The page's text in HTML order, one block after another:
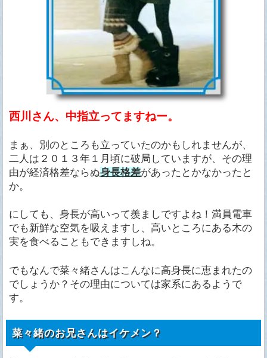
西川さん、中指立ってますねー。
まぁ、別のところも立っていたのかもしれませんが、
二人は２０１３年１月頃に破局していますが、その理
由が経済格差ならぬ身長格差があったとかなかったと
か。
にしても、身長が高いって羨ましですよね！満員電車
でも新鮮な空気を吸えますし、高いところにある木の
実を食べることもできますしね。
でもなんで菜々緒さんはこんなに高身長に恵まれたの
でしょうか？その理由については家系にあるようで
す。
菜々緒のお兄さんはイケメン？